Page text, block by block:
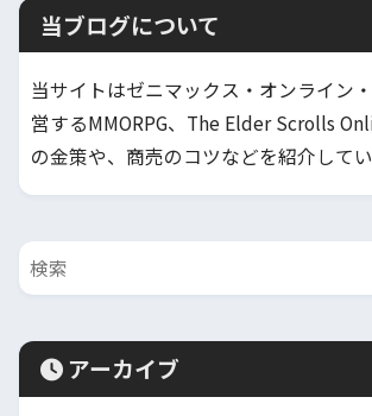
当ブログについて
当サイトはゼニマックス・オンライン
営するMMORPG、The Elder Scrolls
の金策や、商売のコツなどを紹介してい
アーカイブ